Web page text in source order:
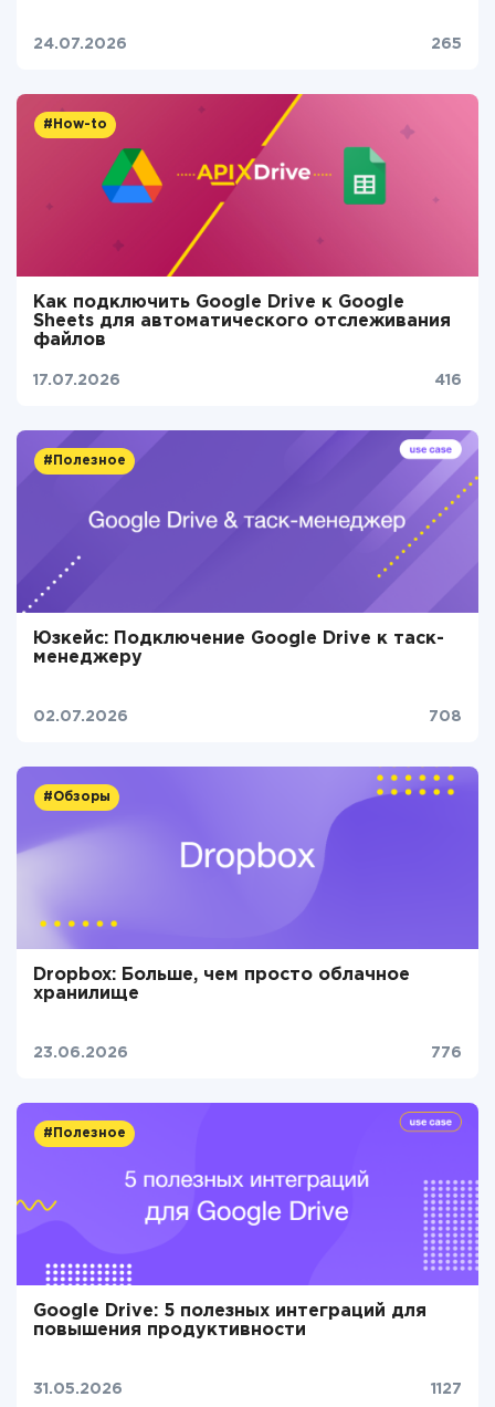
24.07.2026 265
#How-to
Как подключить Google Drive к Google
Sheets для автоматического отслеживания
файлов
17.07.2026 416
#Полезное
Юзкейс: Подключение Google Drive к таск-
менеджеру
02.07.2026 708
#Обзоры
Dropbox: Больше, чем просто облачное
хранилище
23.06.2026 776
#Полезное
Google Drive: 5 полезных интеграций для
повышения продуктивности
31.05.2026 1127